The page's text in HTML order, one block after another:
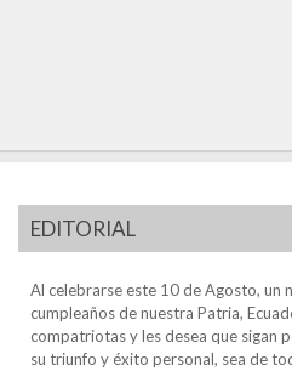
EDITORIAL
Al celebrarse este 10 de Agosto, un
cumpleaños de nuestra Patria,
compatriotas y les desea que sigan
su triunfo y éxito personal, sea de